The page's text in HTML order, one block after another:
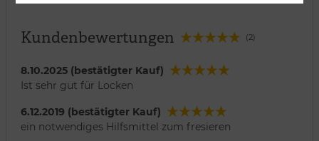
Kundenbewertungen (2)
8.10.2025 (bestätigter Kauf)
Ist sehr gut für Locken
6.12.2019 (bestätigter Kauf)
ein notwendiges Hilfsmittel zum fresieren